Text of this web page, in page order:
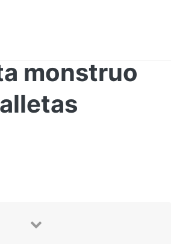
monstruo